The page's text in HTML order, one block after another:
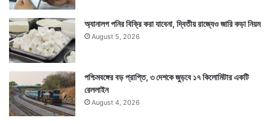
অ্যানালগ পনির বিক্রি করা যাবেনা, দ্বিতীয় রাজ্যেও জারি কড়া নিয়ম
August 5, 2026
পশ্চিমবঙ্গের বড় প্রাপ্তি, ৩ দেশকে জুড়বে ১৭ কিলোমিটার একটি
রেললাইন
August 4, 2026